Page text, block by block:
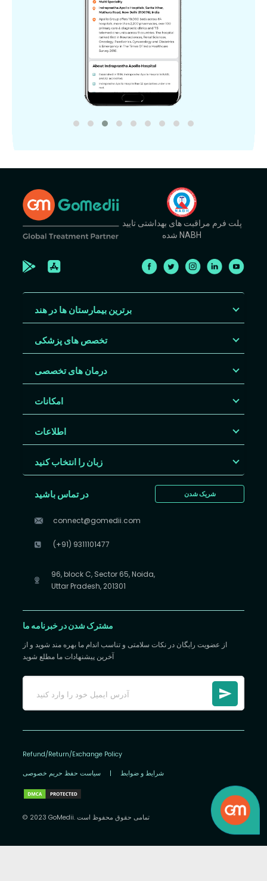
پلت فرم مراقبت های بهداشتی تایید
شده NABH
برترین بیمارستان ها در هند
تخصص های پزشکی
درمان های تخصصی
امکانات
اطلاعات
زبان را انتخاب کنید
شریک شدن در تماس باشید
connect@gomedii.com
(+91) 9311101477
96, block C, Sector 65, Noida,
Uttar Pradesh, 201301
مشترک شدن در خبرنامه ما
از عضویت رایگان در نکات سلامتی و تناسب اندام ما بهره مند شوید و از
آخرین پیشنهادات ما مطلع شوید
Refund/Return/Exchange Policy
سیاست حفظ حریم خصوصی | شرایط و ضوابط
© 2023 GoMedii. تمامی حقوق محفوظ است